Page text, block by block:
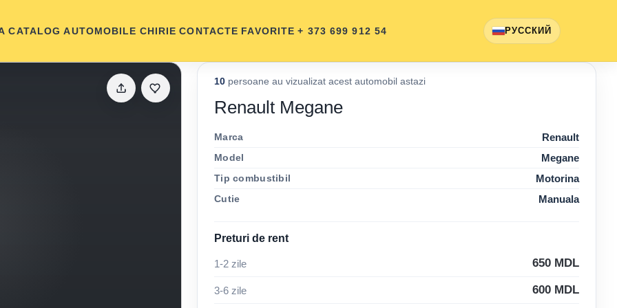
CATALOG AUTOMOBILE CHIRIE CONTACTE FAVORITE + 373 699 912 54 РУССКИЙ
10 persoane au vizualizat acest automobil astazi
Renault Megane
Marca Renault
Model Megane
Tip combustibil Motorina
Cutie Manuala
Preturi de rent
1-2 zile 650 MDL
3-6 zile 600 MDL